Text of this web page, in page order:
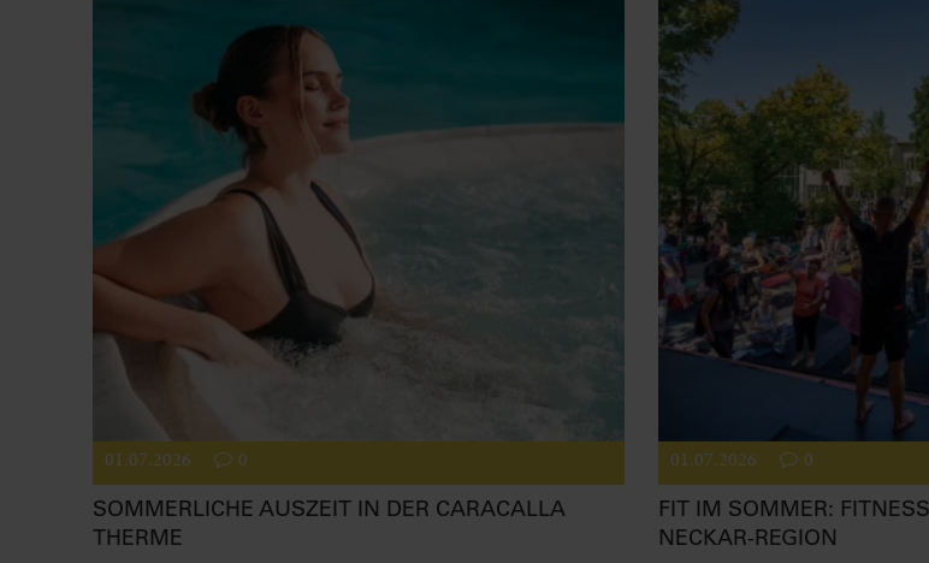
01.07.2026 0
SOMMERLICHE AUSZEIT IN DER CARACALLA
THERME
01.07.2026 0
FIT IM SOMMER:
NECKAR-REGION